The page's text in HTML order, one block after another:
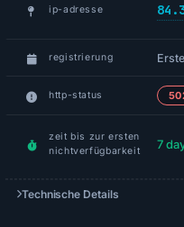
ip-adresse
registrierung
http-status
zeit bis zur ersten
nichtverfügbarkeit
7
Technische Details